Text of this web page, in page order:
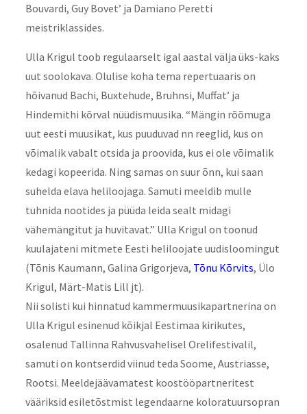
Bouvardi, Guy Bovet’ ja Damiano Peretti
meistriklassides.
Ulla Krigul toob regulaarselt igal aastal välja üks-kaks
uut soolokava. Olulise koha tema repertuaaris on
hõivanud Bachi, Buxtehude, Bruhnsi, Muffat’ ja
Hindemithi kõrval nüüdismuusika. “Mängin rõõmuga
uut eesti muusikat, kus puuduvad nn reeglid, kus on
võimalik vabalt otsida ja proovida, kus ei ole võimalik
kedagi kopeerida. Ning samas on suur õnn, kui saan
suhelda elava heliloojaga. Samuti meeldib mulle
tuhnida nootides ja püüda leida sealt midagi
vähemängitut ja huvitavat.” Ulla Krigul on toonud
kuulajateni mitmete Eesti heliloojate uudisloomingut
(Tõnis Kaumann, Galina Grigorjeva, Tõnu Kõrvits, Ülo
Krigul, Märt-Matis Lill jt).
Nii solisti kui hinnatud kammermuusikapartnerina on
Ulla Krigul esinenud kõikjal Eestimaa kirikutes,
osalenud Tallinna Rahvusvahelisel Orelifestivalil,
samuti on kontserdid viinud teda Soome, Austriasse,
Rootsi. Meeldejäävamatest koostööpartneritest
vääriksid esiletõstmist legendaarne koloratuursopran